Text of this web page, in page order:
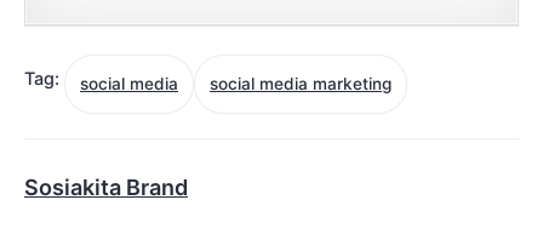
Tag: social media social media marketing
Sosiakita Brand